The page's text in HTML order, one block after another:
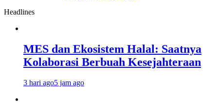
Headlines
MES dan Ekosistem Halal: Saatnya
Kolaborasi Berbuah Kesejahteraan
3 hari ago5 jam ago